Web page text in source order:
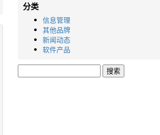
分类
信息管理
其他品牌
新闻动态
软件产品
索：